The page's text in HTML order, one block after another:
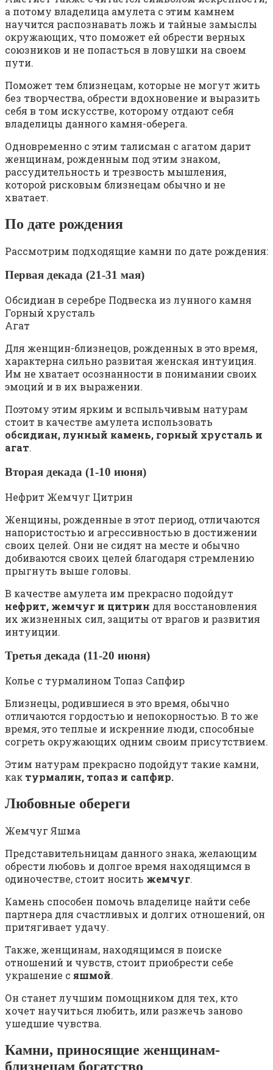
а потому владелица амулета с этим камнем
научится распознавать ложь и тайные замыслы
окружающих, что поможет ей обрести верных
союзников и не попасться в ловушки на своем
пути.
Поможет тем близнецам, которые не могут жить
без творчества, обрести вдохновение и выразить
себя в том искусстве, которому отдают себя
владелицы данного камня-оберега.
Одновременно с этим талисман с агатом дарит
женщинам, рожденным под этим знаком,
рассудительность и трезвость мышления,
которой рисковым близнецам обычно и не
хватает.
По дате рождения
Рассмотрим подходящие камни по дате рождения:
Первая декада (21-31 мая)
Обсидиан в серебре Подвеска из лунного камня
Горный хрусталь
Агат
Для женщин-близнецов, рожденных в это время,
характерна сильно развитая женская интуиция.
Им не хватает осознанности в понимании своих
эмоций и в их выражении.
Поэтому этим ярким и вспыльчивым натурам
стоит в качестве амулета использовать
обсидиан, лунный камень, горный хрусталь и
агат.
Вторая декада (1-10 июня)
Нефрит Жемчуг Цитрин
Женщины, рожденные в этот период, отличаются
напористостью и агрессивностью в достижении
своих целей. Они не сидят на месте и обычно
добиваются своих целей благодаря стремлению
прыгнуть выше головы.
В качестве амулета им прекрасно подойдут
нефрит, жемчуг и цитрин для восстановления
их жизненных сил, защиты от врагов и развития
интуиции.
Третья декада (11-20 июня)
Колье с турмалином Топаз Сапфир
Близнецы, родившиеся в это время, обычно
отличаются гордостью и непокорностью. В то же
время, это теплые и искренние люди, способные
согреть окружающих одним своим присутствием.
Этим натурам прекрасно подойдут такие камни,
как турмалин, топаз и сапфир.
Любовные обереги
Жемчуг Яшма
Представительницам данного знака, желающим
обрести любовь и долгое время находящимся в
одиночестве, стоит носить жемчуг.
Камень способен помочь владелице найти себе
партнера для счастливых и долгих отношений, он
притягивает удачу.
Также, женщинам, находящимся в поиске
отношений и чувств, стоит приобрести себе
украшение с яшмой.
Он станет лучшим помощником для тех, кто
хочет научиться любить, или разжечь заново
ушедшие чувства.
Камни, приносящие женщинам-
близнецам богатство